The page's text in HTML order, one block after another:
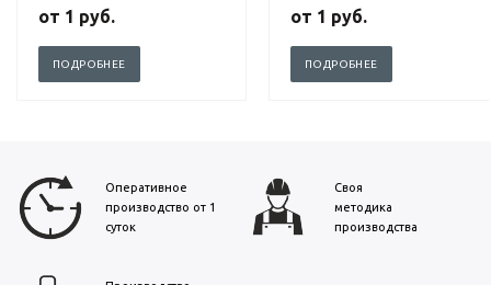
от 1 руб.
ПОДРОБНЕЕ
от 1 руб.
ПОДРОБНЕЕ
Оперативное
производство от 1
суток
Своя
методика
производства